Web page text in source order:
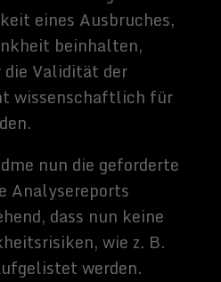
Hinweise
ausweisen,
Experten
Analyse
um ein